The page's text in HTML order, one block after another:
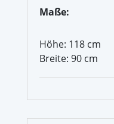
Maße:
Höhe: 118 cm
Breite: 90 cm